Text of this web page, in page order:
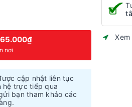
65.000₫
nơi
cập nhật liên tục
hệ trực tiếp qua
bạn tham khảo các